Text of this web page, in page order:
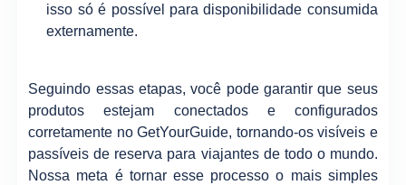
isso só é possível para disponibilidade consumida
externamente.
Seguindo essas etapas, você pode garantir que seus
produtos estejam conectados e configurados
corretamente no GetYourGuide, tornando-os visíveis e
passíveis de reserva para viajantes de todo o mundo.
Nossa meta é tornar esse processo o mais simples